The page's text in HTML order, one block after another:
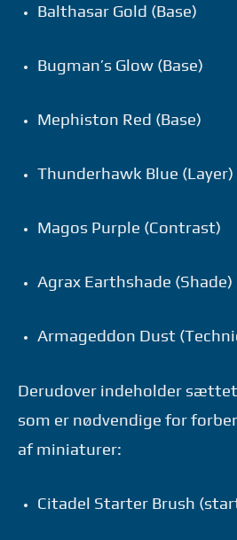
Balthasar Gold (Base)
Bugman’s Glow (Base)
Mephiston Red (Base)
Thunderhawk Blue (Layer)
Magos Purple (Contrast)
Agrax Earthshade (Shade)
Armageddon Dust
Derudover indeholder
som er nødvendige for
af miniaturer:
Citadel Starter Brush